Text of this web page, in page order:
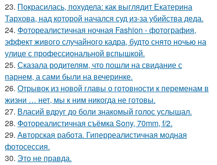
23. Покрасилась, похудела: как выглядит Екатерина
Тархова, над которой начался суд из-за убийства деда.
24. Фотореалистичная ночная Fashion - фотография,
эффект живого случайного кадра, будто снято ночью на
улице с профессиональной вспышкой.
25. Сказала родителям, что пошли на свидание с
парнем, а сами были на вечеринке.
26. Отрывок из новой главы о готовности к переменам в
жизни … нет, мы к ним никогда не готовы.
27. Власий вдруг до боли знакомый голос услышал.
28. Фотореалистичная съёмка Sony, 70mm, f/2.
29. Авторская работа. Гиперреалистичная модная
фотосессия.
30. Это не правда.